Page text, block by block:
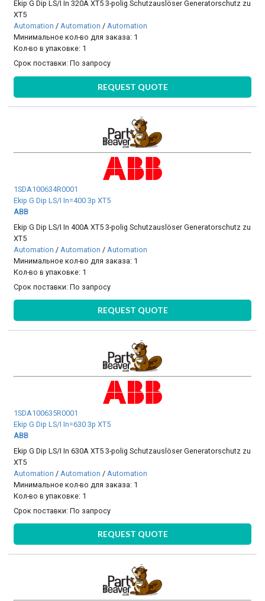
Ekip G Dip LS/I In 320A XT5 3-polig Schutzauslöser Generatorschutz zu
XT5
Automation / Automation / Automation
Минимальное кол-во для заказа: 1
Кол-во в упаковке: 1
Срок поставки:По запросу
REQUEST QUOTE
1SDA100634R0001
Ekip G Dip LS/I In=400 3p XT5
ABB
Ekip G Dip LS/I In 400A XT5 3-polig Schutzauslöser Generatorschutz zu
XT5
Automation / Automation / Automation
Минимальное кол-во для заказа: 1
Кол-во в упаковке: 1
Срок поставки:По запросу
REQUEST QUOTE
1SDA100635R0001
Ekip G Dip LS/I In=630 3p XT5
ABB
Ekip G Dip LS/I In 630A XT5 3-polig Schutzauslöser Generatorschutz zu
XT5
Automation / Automation / Automation
Минимальное кол-во для заказа: 1
Кол-во в упаковке: 1
Срок поставки:По запросу
REQUEST QUOTE